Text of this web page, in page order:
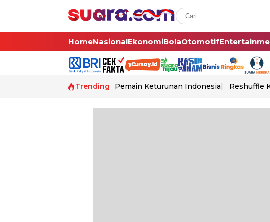
HomeNasionalEkonomiBolaOtomotif
Trending Pemain Keturunan Indonesia Reshuffle